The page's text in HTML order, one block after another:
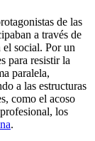
de las
a través de
social. Por un
para resistir la
paralela,
a las estructuras
como el acoso
los
.